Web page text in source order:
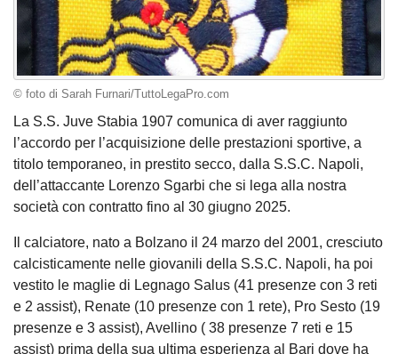
© foto di Sarah Furnari/TuttoLegaPro.com
La S.S. Juve Stabia 1907 comunica di aver raggiunto
l’accordo per l’acquisizione delle prestazioni sportive, a
titolo temporaneo, in prestito secco, dalla S.S.C. Napoli,
dell’attaccante Lorenzo Sgarbi che si lega alla nostra
società con contratto fino al 30 giugno 2025.
Il calciatore, nato a Bolzano il 24 marzo del 2001, cresciuto
calcisticamente nelle giovanili della S.S.C. Napoli, ha poi
vestito le maglie di Legnago Salus (41 presenze con 3 reti
e 2 assist), Renate (10 presenze con 1 rete), Pro Sesto (19
presenze e 3 assist), Avellino ( 38 presenze 7 reti e 15
assist) prima della sua ultima esperienza al Bari dove ha